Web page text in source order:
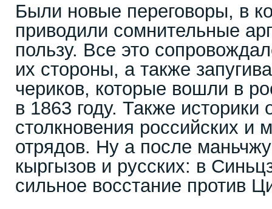
Были новые переговоры, в
приводили сомнительные
пользу. Все это
их стороны, а также
чериков, которые вошли в
в 1863 году. Также
столкновения российских и
отрядов. Ну а после
кыргызов и русских: в
сильное восстание против